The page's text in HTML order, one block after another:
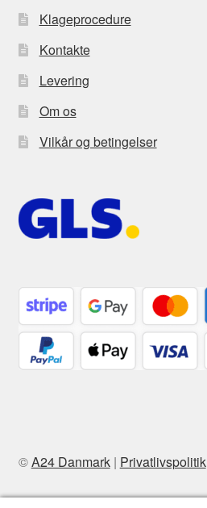
Klageprocedure
Kontakte
Levering
Om os
Vilkår og betingelser
©A24 Danmark| Privatlivspolitik